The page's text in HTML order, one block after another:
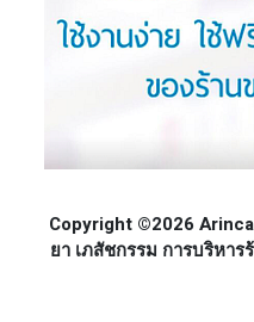
Copyright ©2026
ยา เภสัชกรรม การบริหา